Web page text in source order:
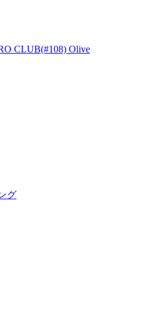
CLUB(#108) Olive
グ